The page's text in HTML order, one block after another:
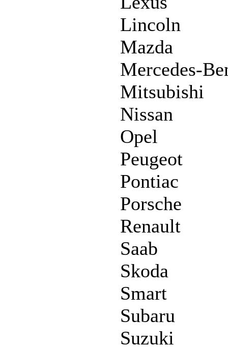
Lincoln
Mazda
Mercedes-
Mitsubishi
Nissan
Opel
Peugeot
Pontiac
Porsche
Renault
Saab
Skoda
Smart
Subaru
Suzuki